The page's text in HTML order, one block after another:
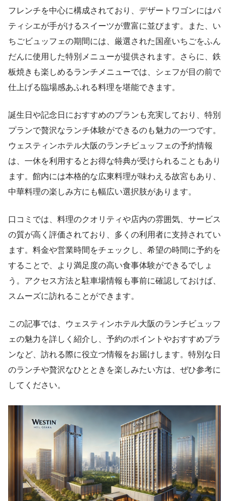
フレンチを中心に構成されており、デザートワゴンにはパ
ティシエが手がけるスイーツが豊富に並びます。また、い
ちごビュッフェの期間には、厳選された国産いちごをふん
だんに使用した特別メニューが提供されます。さらに、鉄
板焼きも楽しめるランチメニューでは、シェフが目の前で
仕上げる臨場感あふれる料理を堪能できます。
誕生日や記念日におすすめのプランも充実しており、特別
プランで贅沢なランチ体験ができるのも魅力の一つです。
ウェスティンホテル大阪のランチビュッフェの予約情報
は、一休を利用するとお得な特典が受けられることもあり
ます。館内には本格的な広東料理が味わえる故宮もあり、
中華料理の楽しみ方にも幅広い選択肢があります。
口コミでは、料理のクオリティや店内の雰囲気、サービス
の質が高く評価されており、多くの利用者に支持されてい
ます。料金や営業時間をチェックし、希望の時間に予約を
することで、より満足度の高い食事体験ができるでしょ
う。アクセス方法と駐車場情報も事前に確認しておけば、
スムーズに訪れることができます。
この記事では、ウェスティンホテル大阪のランチビュッフ
ェの魅力を詳しく紹介し、予約のポイントやおすすめプラ
ンなど、訪れる際に役立つ情報をお届けします。特別な日
のランチや贅沢なひとときを楽しみたい方は、ぜひ参考に
してください。